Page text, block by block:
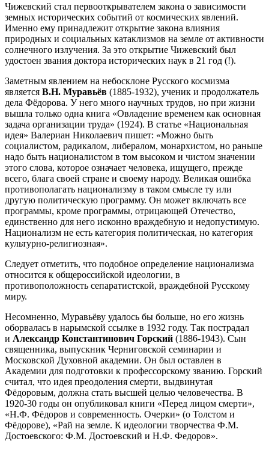
Чижевский стал первооткрывателем закона о зависимости
земных исторических событий от космических явлений.
Именно ему принадлежит открытие закона влияния
природных и социальных катаклизмов на земле от активности
солнечного излучения. За это открытие Чижевский был
удостоен звания доктора исторических наук в 21 год (!).
Заметным явлением на небосклоне Русского космизма
является В.Н. Муравьёв (1885-1932), ученик и продолжатель
дела Фёдорова. У него много научных трудов, но при жизни
вышла только одна книга «Овладение временем как основная
задача организации труда» (1924). В статье «Национальная
идея» Валериан Николаевич пишет: «Можно быть
социалистом, радикалом, либералом, монархистом, но раньше
надо быть националистом в том высоком и чистом значении
этого слова, которое означает человека, ищущего, прежде
всего, блага своей стране и своему народу. Великая ошибка
противополагать национализму в таком смысле ту или
другую политическую программу. Он может включать все
программы, кроме программы, отрицающей Отечество,
единственно для него исконно враждебную и недопустимую.
Национализм не есть категория политическая, но категория
культурно-религиозная».
Следует отметить, что подобное определение национализма
относится к общероссийской идеологии, в
противоположность сепаратистской, враждебной Русскому
миру.
Несомненно, Муравьёву удалось бы больше, но его жизнь
оборвалась в нарымской ссылке в 1932 году. Так пострадал
и Александр Константинович Горский (1886-1943). Сын
священника, выпускник Черниговской семинарии и
Московской Духовной академии. Он был оставлен в
Академии для подготовки к профессорскому званию. Горский
считал, что идея преодоления смерти, выдвинутая
Фёдоровым, должна стать высшей целью человечества. В
1920-30 годы он опубликовал книги «Перед лицом смерти»,
«Н.Ф. Фёдоров и современность. Очерки» (о Толстом и
Фёдорове), «Рай на земле. К идеологии творчества Ф.М.
Достоевского: Ф.М. Достоевский и Н.Ф. Федоров».